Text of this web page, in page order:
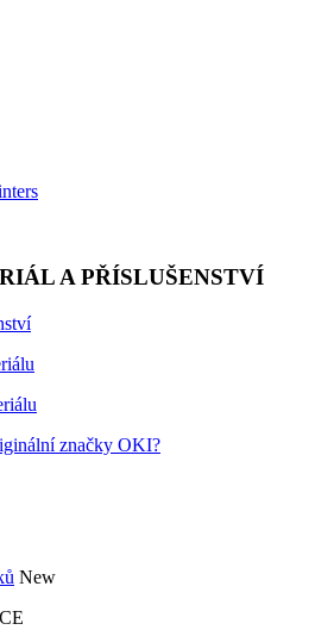
A PŘÍSLUŠENSTVÍ
značky OKI?
New